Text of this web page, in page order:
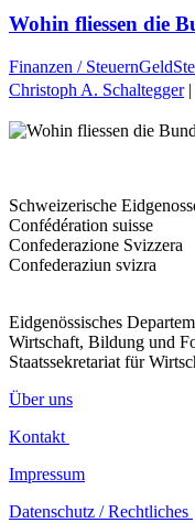
Wohin fliessen die
Finanzen / SteuernGeld
Christoph A. Schaltegger|
Schweizerische
Confédération suisse
Confederazione Svizzera
Confederaziun svizra
Eidgenössisches
Wirtschaft, Bildung und
Staatssekretariat für
Über uns
Kontakt
Impressum
Datenschutz / Rechtliches